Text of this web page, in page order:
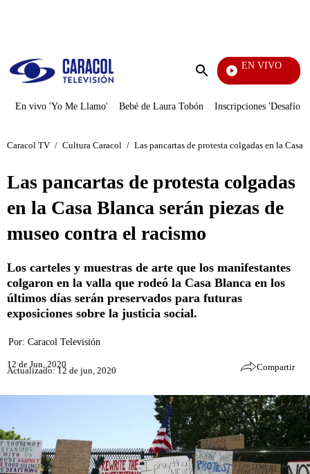
Enviar
EN VIVO
En vivo 'Yo Me Llamo' Bebé de Laura Tobón Inscripciones 'Desafío'
Caracol TV / Cultura Caracol / Las pancartas de protesta colgadas en la Casa
Las pancartas de protesta colgadas
en la Casa Blanca serán piezas de
museo contra el racismo
Los carteles y muestras de arte que los manifestantes
colgaron en la valla que rodeó la Casa Blanca en los
últimos días serán preservados para futuras
exposiciones sobre la justicia social.
Por: Caracol Televisión
12 de Jun, 2020
Actualizado: 12 de jun, 2020 Compartir